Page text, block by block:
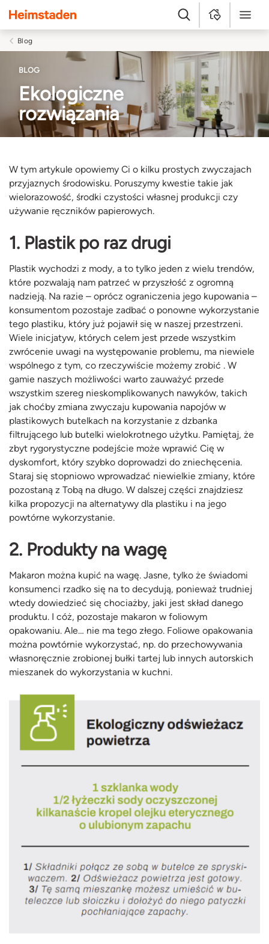
Heimstaden
Szukaj MyHomeMenu
Blog
BLOG
Ekologiczne
rozwiązania
W tym artykule opowiemy Ci o kilku prostych zwyczajach
przyjaznych środowisku. Poruszymy kwestie takie jak
wielorazowość, środki czystości własnej produkcji czy
używanie ręczników papierowych.
1. Plastik po raz drugi
Plastik wychodzi z mody, a to tylko jeden z wielu trendów,
które pozwalają nam patrzeć w przyszłość z ogromną
nadzieją. Na razie – oprócz ograniczenia jego kupowania –
konsumentom pozostaje zadbać o ponowne wykorzystanie
tego plastiku, który już pojawił się w naszej przestrzeni.
Wiele inicjatyw, których celem jest przede wszystkim
zwrócenie uwagi na występowanie problemu, ma niewiele
wspólnego z tym, co rzeczywiście możemy zrobić . W
gamie naszych możliwości warto zauważyć przede
wszystkim szereg nieskomplikowanych nawyków, takich
jak choćby zmiana zwyczaju kupowania napojów w
plastikowych butelkach na korzystanie z dzbanka
filtrującego lub butelki wielokrotnego użytku. Pamiętaj, że
zbyt rygorystyczne podejście może wprawić Cię w
dyskomfort, który szybko doprowadzi do zniechęcenia.
Staraj się stopniowo wprowadzać niewielkie zmiany, które
pozostaną z Tobą na długo. W dalszej części znajdziesz
kilka propozycji na alternatywy dla plastiku i na jego
powtórne wykorzystanie.
2. Produkty na wagę
Makaron można kupić na wagę. Jasne, tylko że świadomi
konsumenci rzadko się na to decydują, ponieważ trudniej
wtedy dowiedzieć się chociażby, jaki jest skład danego
produktu. I cóż, pozostaje makaron w foliowym
opakowaniu. Ale… nie ma tego złego. Foliowe opakowania
można powtórnie wykorzystać, np. do przechowywania
własnoręcznie zrobionej bułki tartej lub innych autorskich
mieszanek do wykorzystania w kuchni.